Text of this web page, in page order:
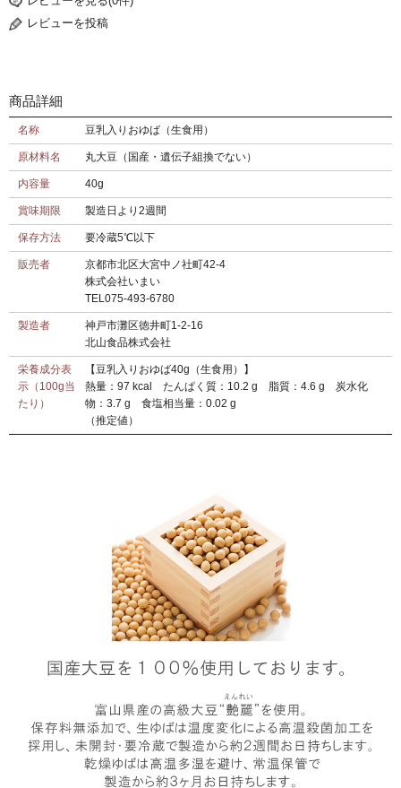
レビューを投稿
商品詳細
名称 豆乳入りおゆば（生食用）
原材料名 丸大豆（国産・遺伝子組換でない）
内容量 40g
賞味期限 製造日より2週間
保存方法 要冷蔵5℃以下
販売者
京都市北区大宮中ノ社町42-4
株式会社いまい
TEL075-493-6780
製造者
神戸市灘区徳井町1-2-16
北山食品株式会社
栄養成分表
示（100g当
たり）
【豆乳入りおゆば40g（生食用）】
熱量：97 kcal たんぱく質：10.2 g 脂質：4.6 g 炭水化
物：3.7 g 食塩相当量：0.02 g
（推定値）